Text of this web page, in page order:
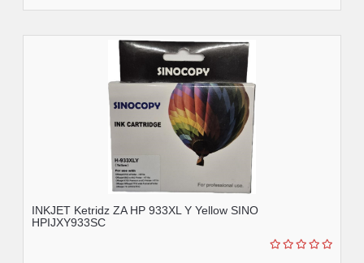
INKJET Ketridz ZA HP 933XL Y Yellow SINO
HPIJXY933SC